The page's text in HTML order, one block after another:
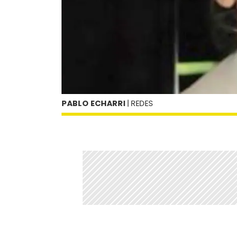
PABLO ECHARRI | REDES